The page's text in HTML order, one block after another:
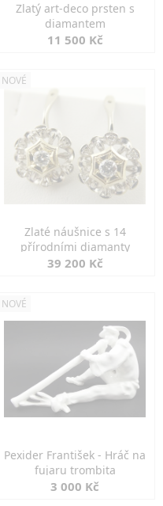
Zlatý art-deco prsten s
diamantem
11 500 Kč
NOVÉ
Zlaté náušnice s 14
přírodními diamanty
39 200 Kč
NOVÉ
Pexider František - Hráč na
fujaru trombita
3 000 Kč